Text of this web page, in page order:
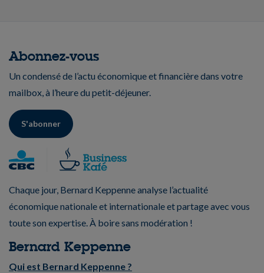
Abonnez-vous
Un condensé de l’actu économique et financière dans votre
mailbox, à l’heure du petit-déjeuner.
S'abonner
Chaque jour, Bernard Keppenne analyse l’actualité
économique nationale et internationale et partage avec vous
toute son expertise. À boire sans modération !
Bernard Keppenne
Qui est Bernard Keppenne ?